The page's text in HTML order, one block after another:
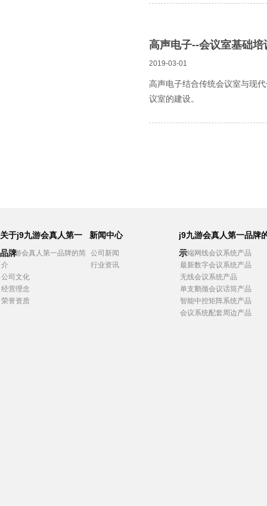
高声电子--会议室基础
2019-03-01
高声电子结合传统会议室与现
议室的建设。
关于j9九游会真人第一
品牌
j9九游会真人第一品牌的简
介
公司文化
经营理念
荣誉资质
新闻中心
公司新闻
行业资讯
j9九游会真人第一品牌
示
高端网线会议系统产品
最新数字会议系统产品
无线会议系统产品
单支鹅颈会议话筒产品
智能中控矩阵系统产品
会议系统配套周边产品